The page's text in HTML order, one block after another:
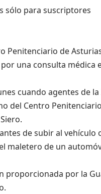
sólo para suscriptores
Penitenciario de
una consulta médica
cuando agentes de
del Centro
de subir al
maletero de un
proporcionada por la